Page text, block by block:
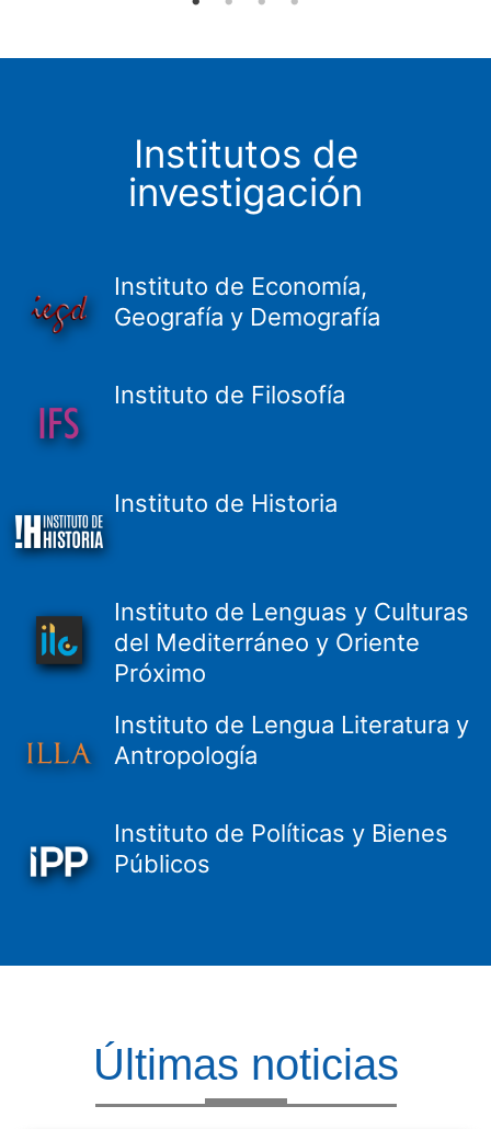
Institutos de
investigación
Instituto de Economía,
Geografía y Demografía
Instituto de Filosofía
Instituto de Historia
Instituto de Lenguas y Culturas
del Mediterráneo y Oriente
Próximo
Instituto de Lengua Literatura y
Antropología
Instituto de Políticas y Bienes
Públicos
Últimas noticias